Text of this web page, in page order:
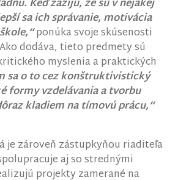
Keď zažijú, že sú v nejakej
sa ich správanie, motivácia
ponúka svoje skúsenosti
dodáva, tieto predmety sú
myslenia a praktických
sa o to cez konštruktivistický
formy vzdelávania a tvorbu
kladiem na tímovú prácu,“
je zároveň zástupkyňou riaditeľa
aj so strednými
projekty zamerané na